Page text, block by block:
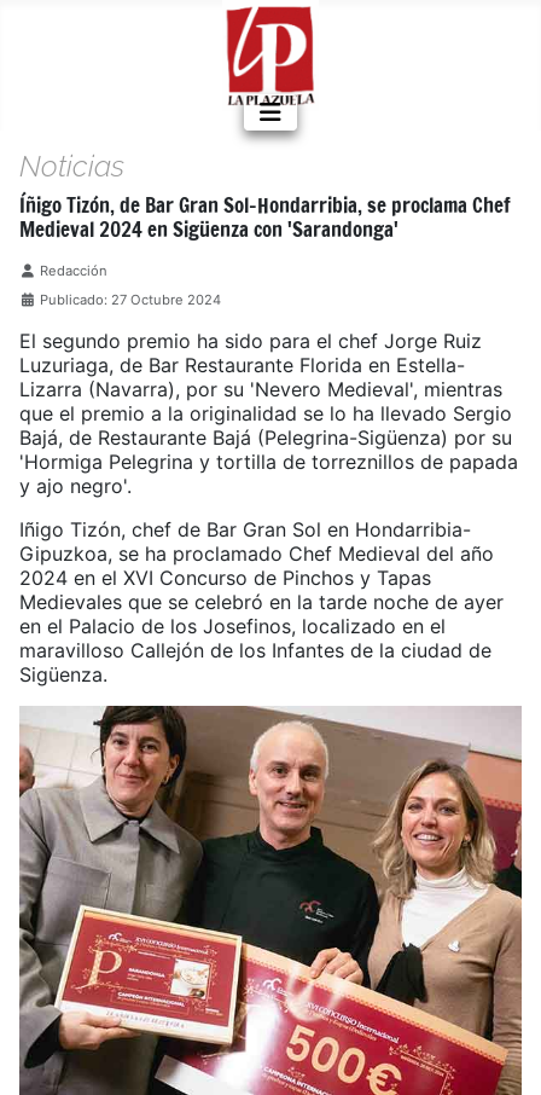
Noticias
Íñigo Tizón, de Bar Gran Sol-Hondarribia, se proclama Chef
Medieval 2024 en Sigüenza con 'Sarandonga'
Detalles
Redacción
Publicado: 27 Octubre 2024
El segundo premio ha sido para el chef Jorge Ruiz
Luzuriaga, de Bar Restaurante Florida en Estella-
Lizarra (Navarra), por su 'Nevero Medieval', mientras
que el premio a la originalidad se lo ha llevado Sergio
Bajá, de Restaurante Bajá (Pelegrina-Sigüenza) por su
'Hormiga Pelegrina y tortilla de torreznillos de papada
y ajo negro'.
Iñigo Tizón, chef de Bar Gran Sol en Hondarribia-
Gipuzkoa, se ha proclamado Chef Medieval del año
2024 en el XVI Concurso de Pinchos y Tapas
Medievales que se celebró en la tarde noche de ayer
en el Palacio de los Josefinos, localizado en el
maravilloso Callejón de los Infantes de la ciudad de
Sigüenza.